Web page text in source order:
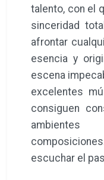
talento, con el
sinceridad
afrontar
esencia y
escena
excelentes
consiguen
escuchar el